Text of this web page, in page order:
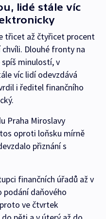
lidé stále víc
třicet až čtyřicet procent
Dlouhé fronty na
minulostí, v
víc lidí odevzdává
i ředitel finančního
Praha Miroslavy
oproti loňsku mírně
přiznání s
finančních úřadů až v
podání daňového
ve čtvrtek